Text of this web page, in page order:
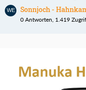
Sonnjoch -
0 Antworten, 1.419